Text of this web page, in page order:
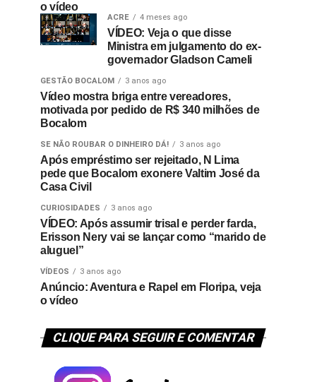
o vídeo
ACRE 4 meses ago
VÍDEO: Veja o que disse
Ministra em julgamento do ex-
governador Gladson Cameli
GESTÃO BOCALOM 3 anos ago
Vídeo mostra briga entre vereadores,
motivada por pedido de R$ 340 milhões de
Bocalom
SE NÃO ROUBAR O DINHEIRO DÁ! 3 anos ago
Após empréstimo ser rejeitado, N Lima
pede que Bocalom exonere Valtim José da
Casa Civil
CURIOSIDADES 3 anos ago
VÍDEO: Após assumir trisal e perder farda,
Erisson Nery vai se lançar como “marido de
aluguel”
VÍDEOS 3 anos ago
Anúncio: Aventura e Rapel em Floripa, veja
o vídeo
CLIQUE PARA SEGUIR E COMENTAR